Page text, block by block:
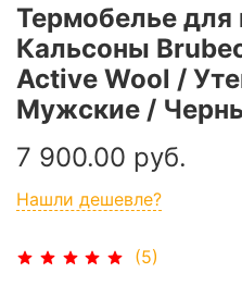
(5)
Термобелье для
Кальсоны
Active Wool /
Мужские /
7 900.00 руб.
Нашли дешевле?